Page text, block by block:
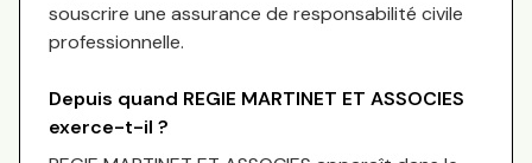
souscrire une assurance de responsabilité civile
professionnelle.
Depuis quand REGIE MARTINET ET ASSOCIES
exerce-t-il ?